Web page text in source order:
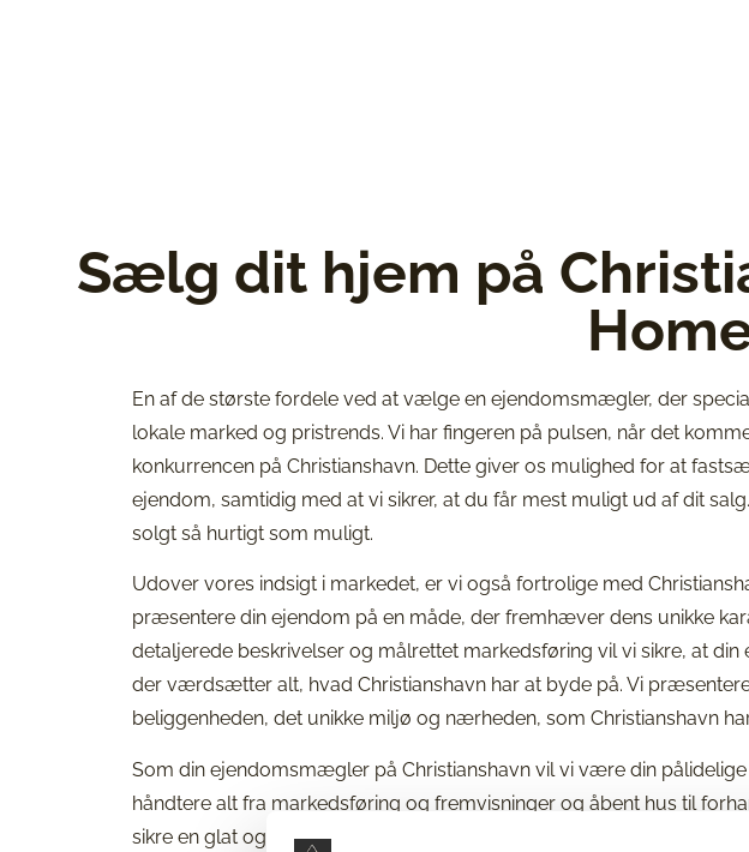
Sælg dit hjem på
En af de største fordele ved at vælge en ejendomsmægler, der
lokale marked og pristrends. Vi har fingeren på pulsen, når det
konkurrencen på Christianshavn. Dette giver os mulighed for at
ejendom, samtidig med at vi sikrer, at du får mest muligt ud af dit
solgt så hurtigt som muligt.
Udover vores indsigt i markedet, er vi også fortrolige med
præsentere din ejendom på en måde, der fremhæver dens unikke
detaljerede beskrivelser og målrettet markedsføring vil vi sikre, at
der værdsætter alt, hvad Christianshavn har at byde på. Vi
beliggenheden, det unikke miljø og nærheden, som Christianshavn
Som din ejendomsmægler på Christianshavn vil vi være din
håndtere alt fra markedsføring og fremvisninger og åbent hus til
sikre en glat og effektiv salgsoplevelse for dig, hvor dine behov og